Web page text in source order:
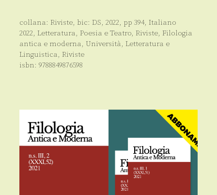
collana: Riviste, bic: DS, 2022, pp 394, Italiano
2022, Letteratura, Poesia e Teatro, Riviste, Filologia
antica e moderna, Università, Letteratura e
Linguistica, Riviste
isbn: 9788849876598